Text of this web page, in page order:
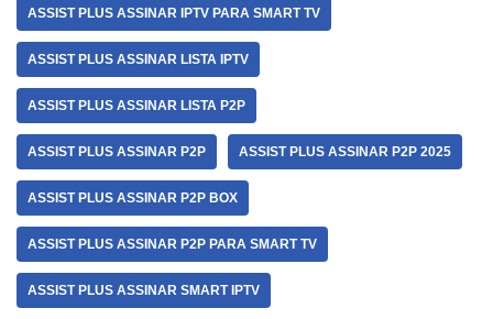
ASSIST PLUS ASSINAR IPTV PARA SMART TV
ASSIST PLUS ASSINAR LISTA IPTV
ASSIST PLUS ASSINAR LISTA P2P
ASSIST PLUS ASSINAR P2P ASSIST PLUS ASSINAR P2P 2025
ASSIST PLUS ASSINAR P2P BOX
ASSIST PLUS ASSINAR P2P PARA SMART TV
ASSIST PLUS ASSINAR SMART IPTV